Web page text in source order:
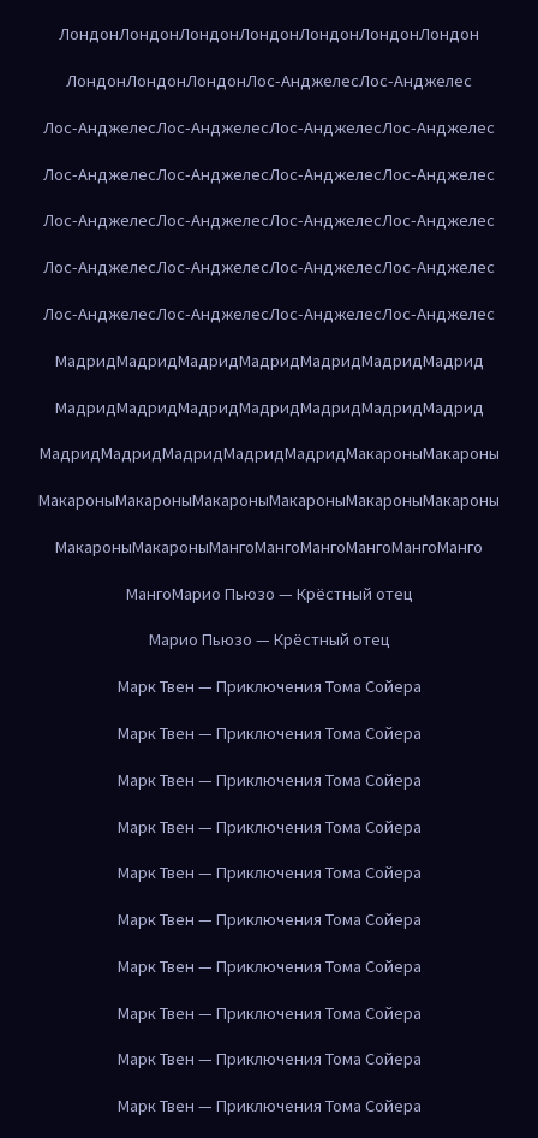
ЛондонЛондонЛондонЛондонЛондонЛондонЛондон
ЛондонЛондонЛондонЛос-АнджелесЛос-Анджелес
Лос-АнджелесЛос-АнджелесЛос-АнджелесЛос-Анджелес
Лос-АнджелесЛос-АнджелесЛос-АнджелесЛос-Анджелес
Лос-АнджелесЛос-АнджелесЛос-АнджелесЛос-Анджелес
Лос-АнджелесЛос-АнджелесЛос-АнджелесЛос-Анджелес
Лос-АнджелесЛос-АнджелесЛос-АнджелесЛос-Анджелес
МадридМадридМадридМадридМадридМадридМадрид
МадридМадридМадридМадридМадридМадридМадрид
МадридМадридМадридМадридМадридМакароныМакароны
МакароныМакароныМакароныМакароныМакароныМакароны
МакароныМакароныМангоМангоМангоМангоМангоМанго
МангоМарио Пьюзо — Крёстный отец
Марио Пьюзо — Крёстный отец
Марк Твен — Приключения Тома Сойера
Марк Твен — Приключения Тома Сойера
Марк Твен — Приключения Тома Сойера
Марк Твен — Приключения Тома Сойера
Марк Твен — Приключения Тома Сойера
Марк Твен — Приключения Тома Сойера
Марк Твен — Приключения Тома Сойера
Марк Твен — Приключения Тома Сойера
Марк Твен — Приключения Тома Сойера
Марк Твен — Приключения Тома Сойера